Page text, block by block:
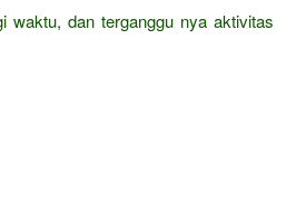
waktu, dan terganggu nya aktivitas